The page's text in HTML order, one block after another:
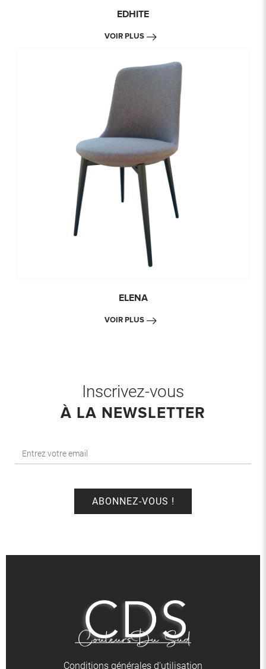
EDHITE
VOIR PLUS
ELENA
VOIR PLUS
Inscrivez-vous
À LA NEWSLETTER
Conditions générales d'utilisation